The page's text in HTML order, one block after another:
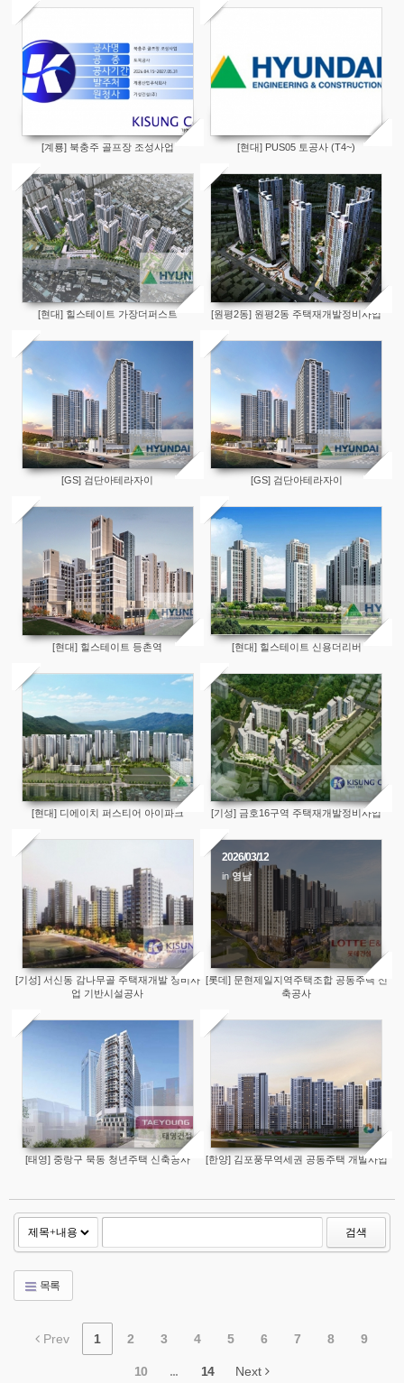
[계룡] 북충주 골프장 조성사업 [현대] PUS05 토공사 (T4~)
[현대] 힐스테이트 가장더퍼스트 [원평2동] 원평2동 주택재개발정비사업
[GS] 검단아테라자이 [GS] 검단아테라자이
[현대] 힐스테이트 등촌역 [현대] 힐스테이트 신용더리버
[현대] 디에이치 퍼스티어 아이파크 [기성] 금호16구역 주택재개발정비사업
[기성] 서신동 감나무골 주택재개발 정비사
업 기반시설공사
2026/03/12
in영남
[롯데] 문현제일지역주택조합 공동주택 신
축공사
[태영] 중랑구 묵동 청년주택 신축공사 [한양] 김포풍무역세권 공동주택 개발사업
검색
목록
Prev 1 2 3 4 5 6 7 8 9
10 ... 14 Next